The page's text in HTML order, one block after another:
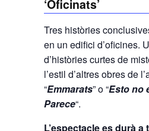
‘Oficinats’
Tres històries
en un edifici d’oficines.
d’històries curtes de
l’estil d’altres obres de
“Emmarats” o “Esto no
Parece“.
L’espectacle es durà a